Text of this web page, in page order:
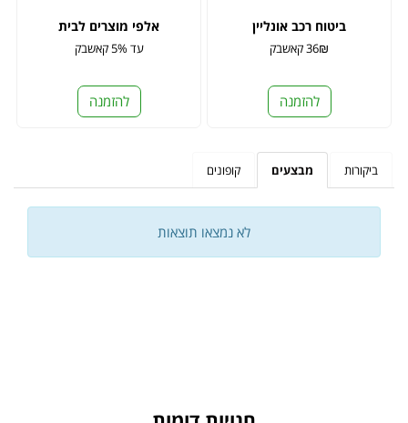
ביטוח רכב אונליין
36₪ קאשבק
להזמנה
אלפי מוצרים לבית
עד 5% קאשבק
להזמנה
ביקורות מבצעים קופונים
לא נמצאו תוצאות